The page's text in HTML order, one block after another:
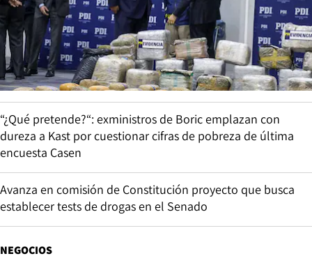
“¿Qué pretende?“: exministros de Boric emplazan con
dureza a Kast por cuestionar cifras de pobreza de última
encuesta Casen
Avanza en comisión de Constitución proyecto que busca
establecer tests de drogas en el Senado
NEGOCIOS